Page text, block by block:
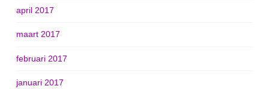
april 2017
maart 2017
februari 2017
januari 2017